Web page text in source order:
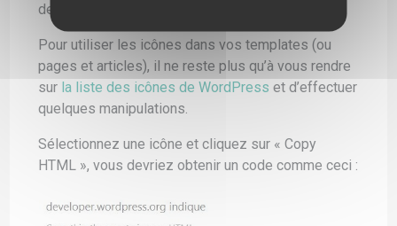
de la font qui permet d’afficher les icônes.
Pour utiliser les icônes dans vos templates (ou
pages et articles), il ne reste plus qu’à vous rendre
sur la liste des icônes de WordPress et d’effectuer
quelques manipulations.
Sélectionnez une icône et cliquez sur « Copy
HTML », vous devriez obtenir un code comme ceci :